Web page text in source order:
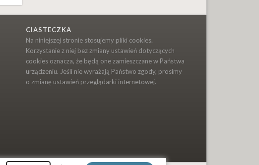
CIASTECZKA
Na niniejszej stronie stosujemy pliki cookies.
Korzystanie z niej bez zmiany ustawień dotyczących
cookies oznacza, że będą one zamieszczane w Państwa
urządzeniu. Jeśli nie wyrażają Państwo zgody, prosimy
o zmianę ustawień przeglądarki internetowej.